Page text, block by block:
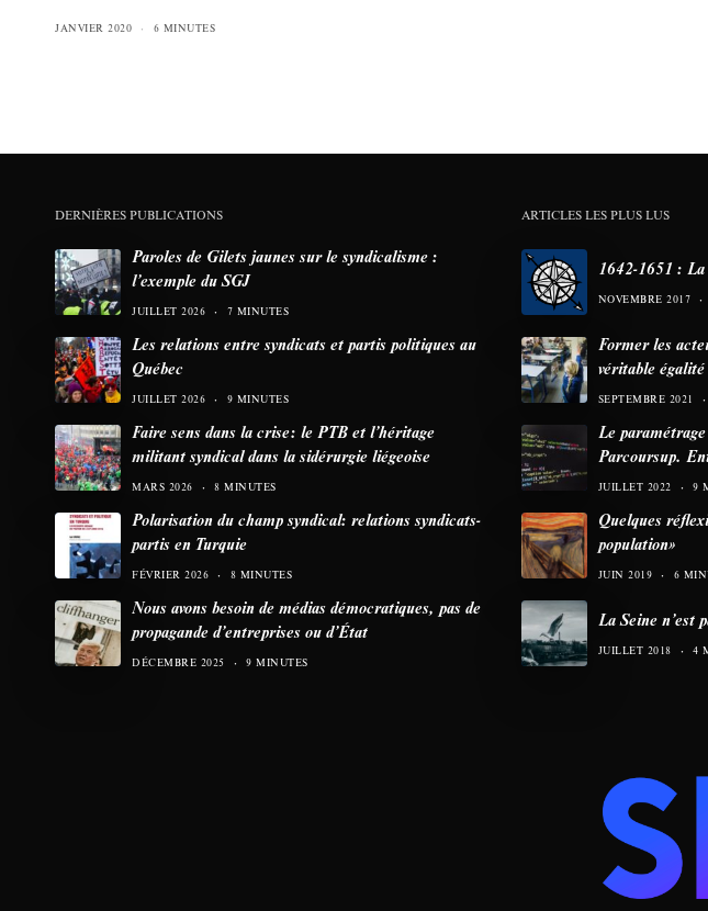
JANVIER 2020 6 MINUTES
DERNIÈRES PUBLICATIONS
Paroles de Gilets jaunes sur le syndicalisme :
l’exemple du SGJ
JUILLET 2026 7 MINUTES
Les relations entre syndicats et partis politiques au
Québec
JUILLET 2026 9 MINUTES
Faire sens dans la crise: le PTB et l’héritage
militant syndical dans la sidérurgie liégeoise
MARS 2026 8 MINUTES
Polarisation du champ syndical: relations syndicats-
partis en Turquie
FÉVRIER 2026 8 MINUTES
Nous avons besoin de médias démocratiques, pas de
propagande d’entreprises ou d’État
DÉCEMBRE 2025 9 MINUTES
ARTICLES LES PLUS LUS
1642-1651 :
NOVEMBRE 2017
Former les
véritable
SEPTEMBRE 2021
Le
Parcoursup.
JUILLET 2022 9
Quelques
population»
JUIN 2019 6
La Seine n’est
JUILLET 2018 4